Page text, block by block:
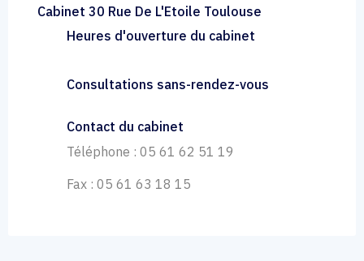
Cabinet 30 Rue De L'Etoile Toulouse
Heures d'ouverture du cabinet
Consultations sans-rendez-vous
Contact du cabinet
Téléphone : 05 61 62 51 19
Fax : 05 61 63 18 15